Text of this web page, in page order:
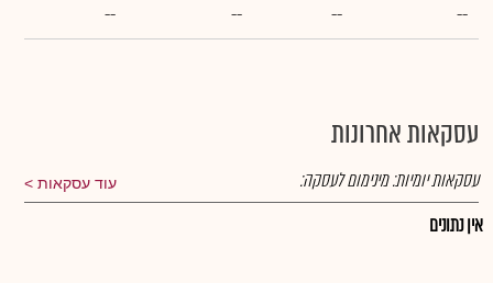
--
--
--
--
עסקאות אחרונות
עוד עסקאות עסקאות יומיות:מינימום לעסקה:
אין נתונים